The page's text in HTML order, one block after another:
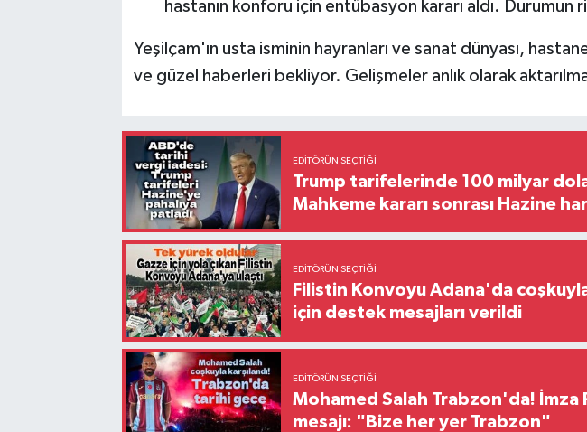
hastanın konforu için entübasyon kararı aldı. Durumun
Yeşilçam'ın usta isminin hayranları ve sanat dünyası,
ve güzel haberleri bekliyor. Gelişmeler anlık olarak
EDITÖRÜN SEÇTIĞI
Trump tarifelerinde 100 milyar
Mahkeme kararı sonrası Hazine
EDITÖRÜN SEÇTIĞI
Filistin Konvoyu Adana'da
için destek mesajları verildi
EDITÖRÜN SEÇTIĞI
Mohamed Salah Trabzon'da! İmza
mesajı: "Bize her yer Trabzon"